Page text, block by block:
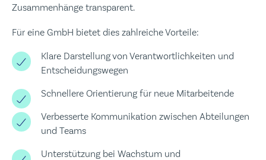
Zusammenhänge transparent.
Für eine GmbH bietet dies zahlreiche Vorteile:
Klare Darstellung von Verantwortlichkeiten und
Entscheidungswegen
Schnellere Orientierung für neue Mitarbeitende
Verbesserte Kommunikation zwischen Abteilungen
und Teams
Unterstützung bei Wachstum und